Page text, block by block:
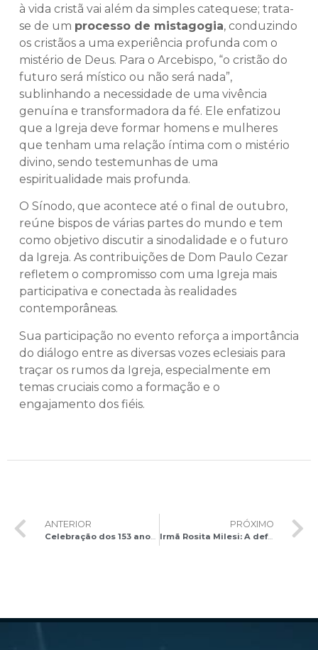
à vida cristã vai além da simples catequese; trata-
se de um processo de mistagogia, conduzindo
os cristãos a uma experiência profunda com o
mistério de Deus. Para o Arcebispo, “o cristão do
futuro será místico ou não será nada”,
sublinhando a necessidade de uma vivência
genuína e transformadora da fé. Ele enfatizou
que a Igreja deve formar homens e mulheres
que tenham uma relação íntima com o mistério
divino, sendo testemunhas de uma
espiritualidade mais profunda.
O Sínodo, que acontece até o final de outubro,
reúne bispos de várias partes do mundo e tem
como objetivo discutir a sinodalidade e o futuro
da Igreja. As contribuições de Dom Paulo Cezar
refletem o compromisso com uma Igreja mais
participativa e conectada às realidades
contemporâneas.
Sua participação no evento reforça a importância
do diálogo entre as diversas vozes eclesiais para
traçar os rumos da Igreja, especialmente em
temas cruciais como a formação e o
engajamento dos fiéis​.
ANTERIOR
Celebração dos 153 anos do Apostolado da Oração na Paróquia Sagrado Coração de Jesus e Nossa Senhora das Mercês
PRÓXIMO
Irmã Rosita Milesi: A defensora dos refugiados que recebeu o Prêmio Nansen da ONU